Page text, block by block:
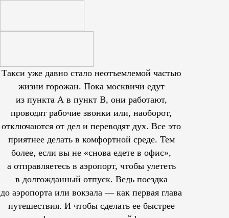
Такси уже давно стало неотъемлемой частью
жизни горожан. Пока москвичи едут
из пункта А в пункт В, они работают,
проводят рабочие звонки или, наоборот,
отключаются от дел и переводят дух. Все это
приятнее делать в комфортной среде. Тем
более, если вы не «снова едете в офис»,
а отправляетесь в аэропорт, чтобы улететь
в долгожданный отпуск. Ведь поездка
до аэропорта или вокзала — как первая глава
путешествия. И чтобы сделать ее быстрее